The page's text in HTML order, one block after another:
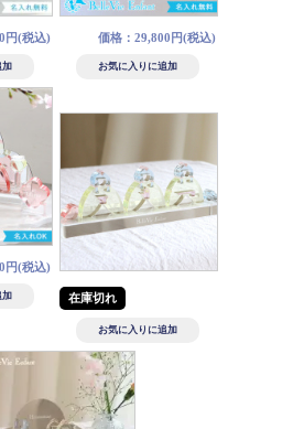
円(税込) 価格：29,800円(税込)
円(税込)
在庫切れ